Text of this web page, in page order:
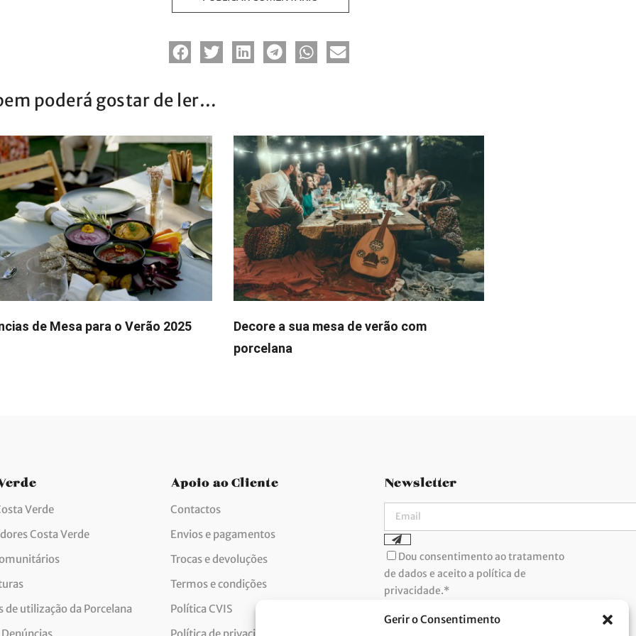
Gerir o Consentimento
poderá gostar de ler…
de Mesa para o Verão 2025
Decore a sua mesa de verão com
porcelana
Verde
Costa Verde
de utilização da Porcelana
Apoio ao Cliente
Contactos
Envios e pagamentos
Trocas e devoluções
Termos e condições
Política CVIS
Newsletter
Dou consentimento ao tratamento
de dados e aceito a política de
privacidade.*
implementação do RGPD. Para tratarmos os
seus dados pessoais, precisamos do seu